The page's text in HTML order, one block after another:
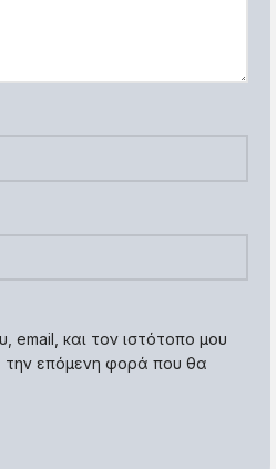
email, και τον ιστότοπο μου
την επόμενη φορά που θα